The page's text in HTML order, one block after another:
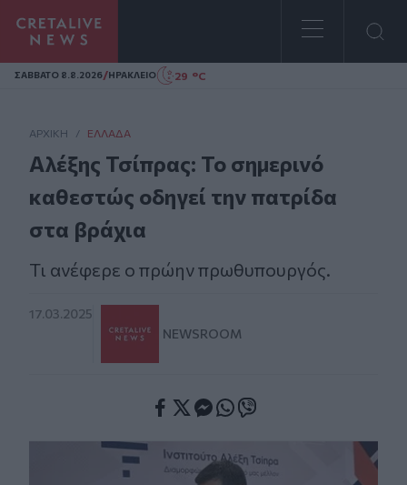
Homepage
ΣAΒΒΑΤΟ 8.8.2026/ΗΡΑΚΛΕΙΟ 29 °C
ΑΡΧΙΚΗ / ΕΛΛΆΔΑ
Αλέξης Τσίπρας: Το σημερινό
καθεστώς οδηγεί την πατρίδα
στα βράχια
Τι ανέφερε ο πρώην πρωθυπουργός.
17.03.2025
NEWSROOM